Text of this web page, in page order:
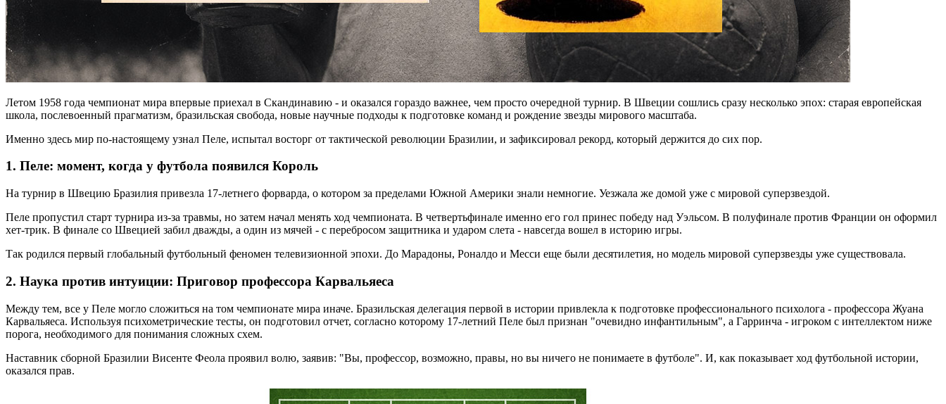
Летом 1958 года чемпионат мира впервые приехал в Скандинавию - и оказался гораздо важнее, чем просто очередной турнир. В Швеции сошлись сразу несколько эпох: старая европейская
школа, послевоенный прагматизм, бразильская свобода, новые научные подходы к подготовке команд и рождение звезды мирового масштаба.
Именно здесь мир по-настоящему узнал Пеле, испытал восторг от тактической революции Бразилии, и зафиксировал рекорд, который держится до сих пор.
1. Пеле: момент, когда у футбола появился Король
На турнир в Швецию Бразилия привезла 17-летнего форварда, о котором за пределами Южной Америки знали немногие. Уезжала же домой уже с мировой суперзвездой.
Пеле пропустил старт турнира из-за травмы, но затем начал менять ход чемпионата. В четвертьфинале именно его гол принес победу над Уэльсом. В полуфинале против Франции он оформил
хет-трик. В финале со Швецией забил дважды, а один из мячей - с перебросом защитника и ударом слета - навсегда вошел в историю игры.
Так родился первый глобальный футбольный феномен телевизионной эпохи. До Марадоны, Роналдо и Месси еще были десятилетия, но модель мировой суперзвезды уже существовала.
2. Наука против интуиции: Приговор профессора Карвальяеса
Между тем, все у Пеле могло сложиться на том чемпионате мира иначе. Бразильская делегация первой в истории привлекла к подготовке профессионального психолога - профессора Жуана
Карвальяеса. Используя психометрические тесты, он подготовил отчет, согласно которому 17-летний Пеле был признан "очевидно инфантильным", а Гарринча - игроком с интеллектом ниже
порога, необходимого для понимания сложных схем.
Наставник сборной Бразилии Висенте Феола проявил волю, заявив: "Вы, профессор, возможно, правы, но вы ничего не понимаете в футболе". И, как показывает ход футбольной истории,
оказался прав.